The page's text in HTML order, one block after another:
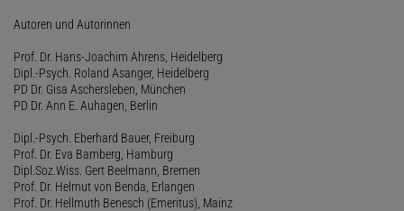
Autoren und Autorinnen
Prof. Dr. Hans-Joachim Ahrens, Heidelberg
Dipl.-Psych. Roland Asanger, Heidelberg
PD Dr. Gisa Aschersleben, München
PD Dr. Ann E. Auhagen, Berlin
Dipl.-Psych. Eberhard Bauer, Freiburg
Prof. Dr. Eva Bamberg, Hamburg
Dipl.Soz.Wiss. Gert Beelmann, Bremen
Prof. Dr. Helmut von Benda, Erlangen
Prof. Dr. Hellmuth Benesch (Emeritus), Mainz